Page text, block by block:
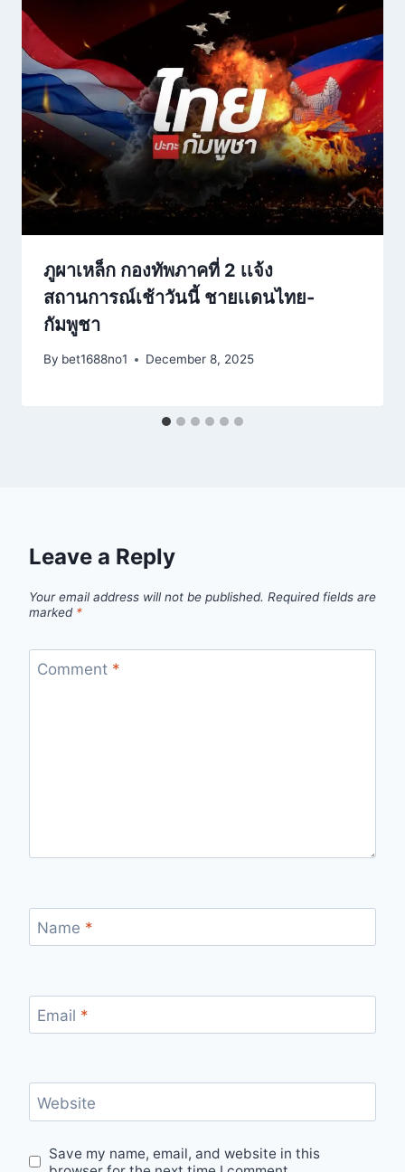
ภูผาเหล็ก กองทัพภาคที่ 2 เเจ้ง
สถานการณ์เช้าวันนี้ ชายเเดนไทย-
กัมพูชา
By bet1688no1 December 8, 2025
Leave a Reply
Your email address will not be published. Required fields are
marked *
Comment *
Name *
Email *
Website
Save my name, email, and website in this